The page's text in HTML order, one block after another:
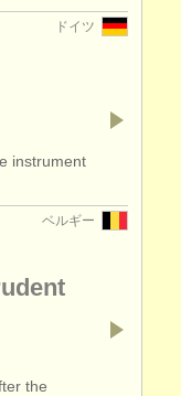
ドイツ
instrument
ベルギー
the